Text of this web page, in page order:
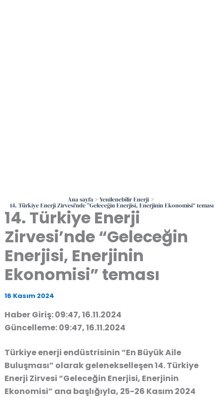
Ana sayfa Yenilenebilir Enerji
14. Türkiye Enerji Zirvesi’nde “Geleceğin Enerjisi, Enerjinin Ekonomisi” teması
14. Türkiye Enerji
Zirvesi’nde “Geleceğin
Enerjisi, Enerjinin
Ekonomisi” teması
16 Kasım 2024
Haber Giriş: 09:47, 16.11.2024
Güncelleme: 09:47, 16.11.2024
Türkiye enerji endüstrisinin “En Büyük Aile
Buluşması” olarak gelenekselleşen 14. Türkiye
Enerji Zirvesi “Geleceğin Enerjisi, Enerjinin
Ekonomisi” ana başlığıyla, 25-26 Kasım 2024